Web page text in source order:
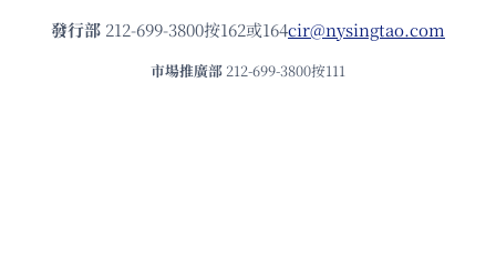
發⾏部 212-699-3800按162或164cir@nysingtao.com
市場推廣部 212-699-3800按111